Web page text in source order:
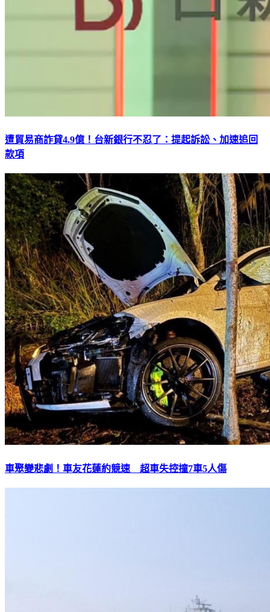
遭貿易商詐貸4.9億！台新銀行不忍了：提起訴訟、加速追回
款項
車聚變悲劇！車友花蓮約競速 超車失控撞7車5人傷